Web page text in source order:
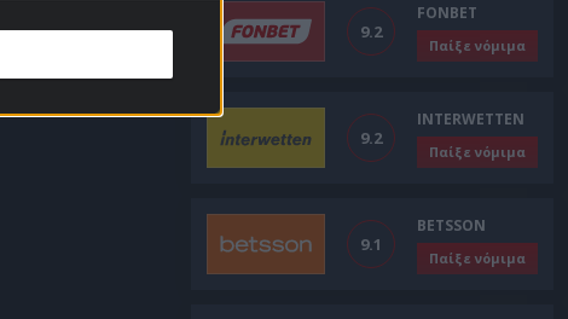
9.2
FONBET
Παίξε νόμιμα
9.2
INTERWETTEN
Παίξε νόμιμα
9.1
BETSSON
Παίξε νόμιμα